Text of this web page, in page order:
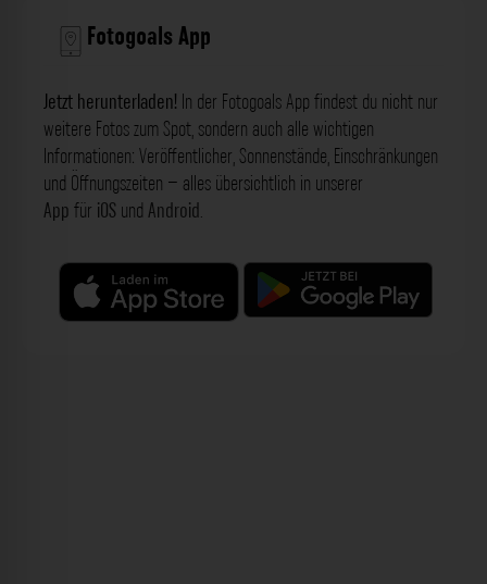
Fotogoals App
Jetzt herunterladen! In der Fotogoals App findest du nicht nur
weitere Fotos zum Spot, sondern auch alle wichtigen
Informationen: Veröffentlicher, Sonnenstände, Einschränkungen
und Öffnungszeiten – alles übersichtlich in unserer
App für iOS und Android.